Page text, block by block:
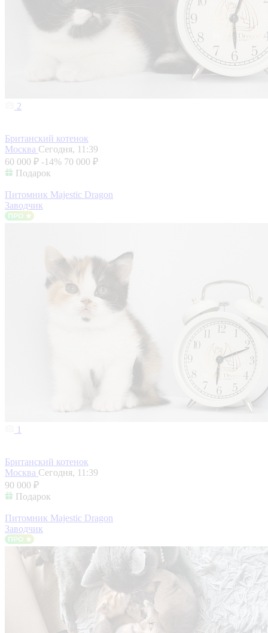
2
Британский котенок
Москва Сегодня, 11:39
60 000 ₽ -14% 70 000 ₽
Подарок
Питомник Majestic Dragon
Заводчик
1
Британский котенок
Москва Сегодня, 11:39
90 000 ₽
Подарок
Питомник Majestic Dragon
Заводчик